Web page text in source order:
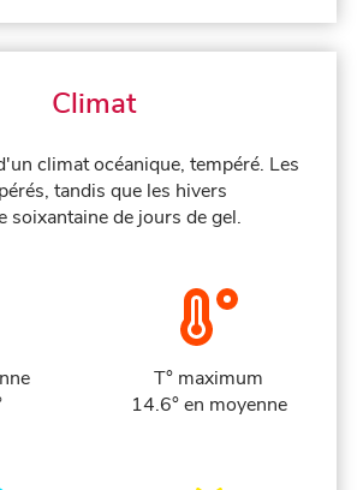
Climat
climat océanique, tempéré. Les
tandis que les hivers
soixantaine de jours de gel.
T° maximum
14.6° en moyenne